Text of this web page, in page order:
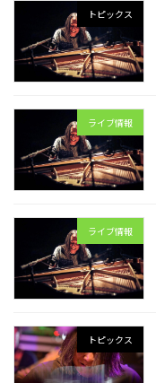
トピックス
ライブ情報
ライブ情報
トピックス